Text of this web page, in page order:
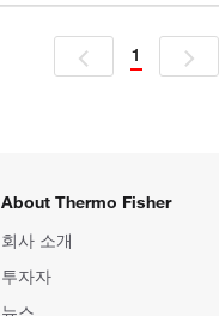
1
About Thermo Fisher
회사 소개
투자자
뉴스